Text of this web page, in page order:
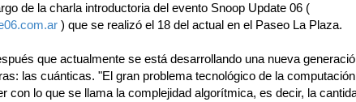
de la charla introductoria del evento Snoop Update 06 (
) que se realizó el 18 del actual en el Paseo La Plaza.
que actualmente se está desarrollando una nueva
las cuánticas. "El gran problema tecnológico de la
con lo que se llama la complejidad algorítmica, es decir, la